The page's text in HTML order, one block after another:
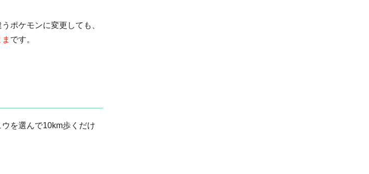
ポケモンに変更しても、
です。
を選んで10km歩くだけ